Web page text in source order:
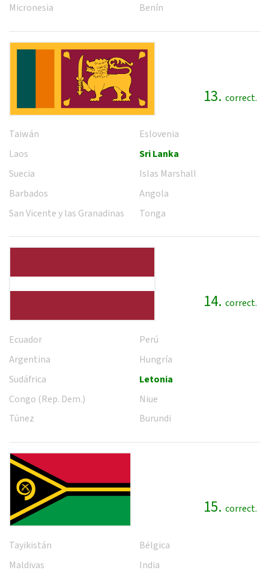
Micronesia
Benín
13. correct.
Taiwán
Laos
Suecia
Barbados
San Vicente y las Granadinas
Eslovenia
Sri Lanka
Islas Marshall
Angola
Tonga
14. correct.
Ecuador
Argentina
Sudáfrica
Congo (Rep. Dem.)
Túnez
Perú
Hungría
Letonia
Niue
Burundi
15. correct.
Tayikistán
Maldivas
Bélgica
India